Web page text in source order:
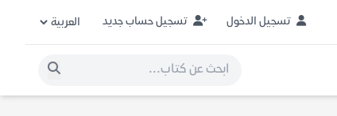
تسجيل الدخول تسجيل حساب جديد